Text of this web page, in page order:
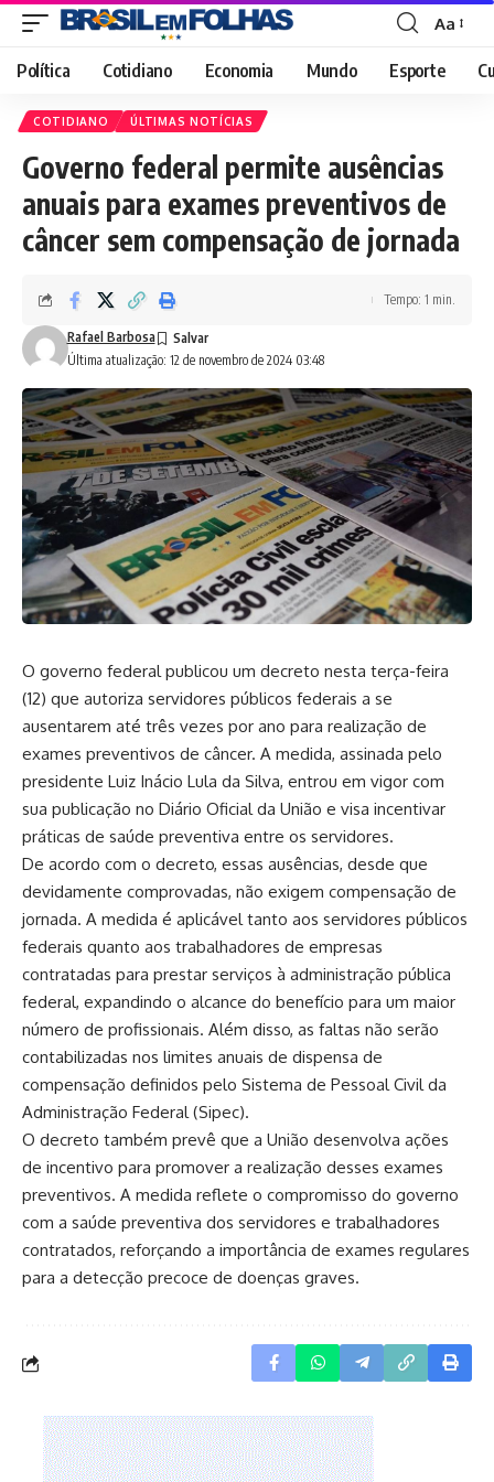
Font
Resizer
Aa
Política Cotidiano Economia Mundo Esporte
COTIDIANO ÚLTIMAS NOTÍCIAS
Governo federal permite ausências
anuais para exames preventivos de
câncer sem compensação de jornada
Última atualização: 12 de novembro de 2024 03:48
Rafael Barbosa
Tempo: 1 min.
O governo federal publicou um decreto nesta terça-feira
(12) que autoriza servidores públicos federais a se
ausentarem até três vezes por ano para realização de
exames preventivos de câncer. A medida, assinada pelo
presidente Luiz Inácio Lula da Silva, entrou em vigor com
sua publicação no Diário Oficial da União e visa incentivar
práticas de saúde preventiva entre os servidores.
De acordo com o decreto, essas ausências, desde que
devidamente comprovadas, não exigem compensação de
jornada. A medida é aplicável tanto aos servidores públicos
federais quanto aos trabalhadores de empresas
contratadas para prestar serviços à administração pública
federal, expandindo o alcance do benefício para um maior
número de profissionais. Além disso, as faltas não serão
contabilizadas nos limites anuais de dispensa de
compensação definidos pelo Sistema de Pessoal Civil da
Administração Federal (Sipec).
O decreto também prevê que a União desenvolva ações
de incentivo para promover a realização desses exames
preventivos. A medida reflete o compromisso do governo
com a saúde preventiva dos servidores e trabalhadores
contratados, reforçando a importância de exames regulares
para a detecção precoce de doenças graves.